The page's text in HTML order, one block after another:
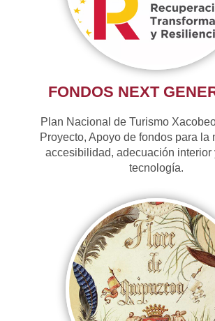
FONDOS NEXT
Plan Nacional de Turismo
Proyecto, Apoyo de fondos para la
accesibilidad, adecuación interior
tecnología.